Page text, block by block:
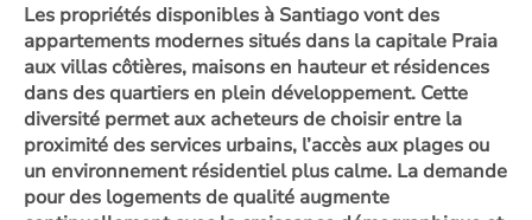
Les propriétés disponibles à Santiago vont des
appartements modernes situés dans la capitale Praia
aux villas côtières, maisons en hauteur et résidences
dans des quartiers en plein développement. Cette
diversité permet aux acheteurs de choisir entre la
proximité des services urbains, l’accès aux plages ou
un environnement résidentiel plus calme. La demande
pour des logements de qualité augmente